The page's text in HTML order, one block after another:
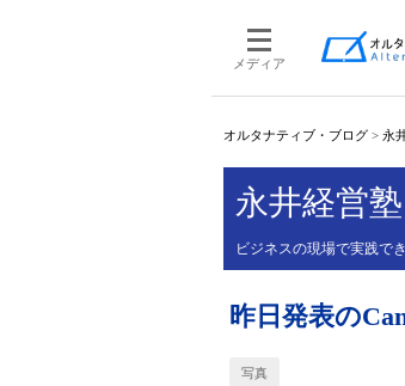
メディア
オルタナティブ・ブログ > 永
永井経営塾
ビジネスの現場で実践で
昨日発表の
写真